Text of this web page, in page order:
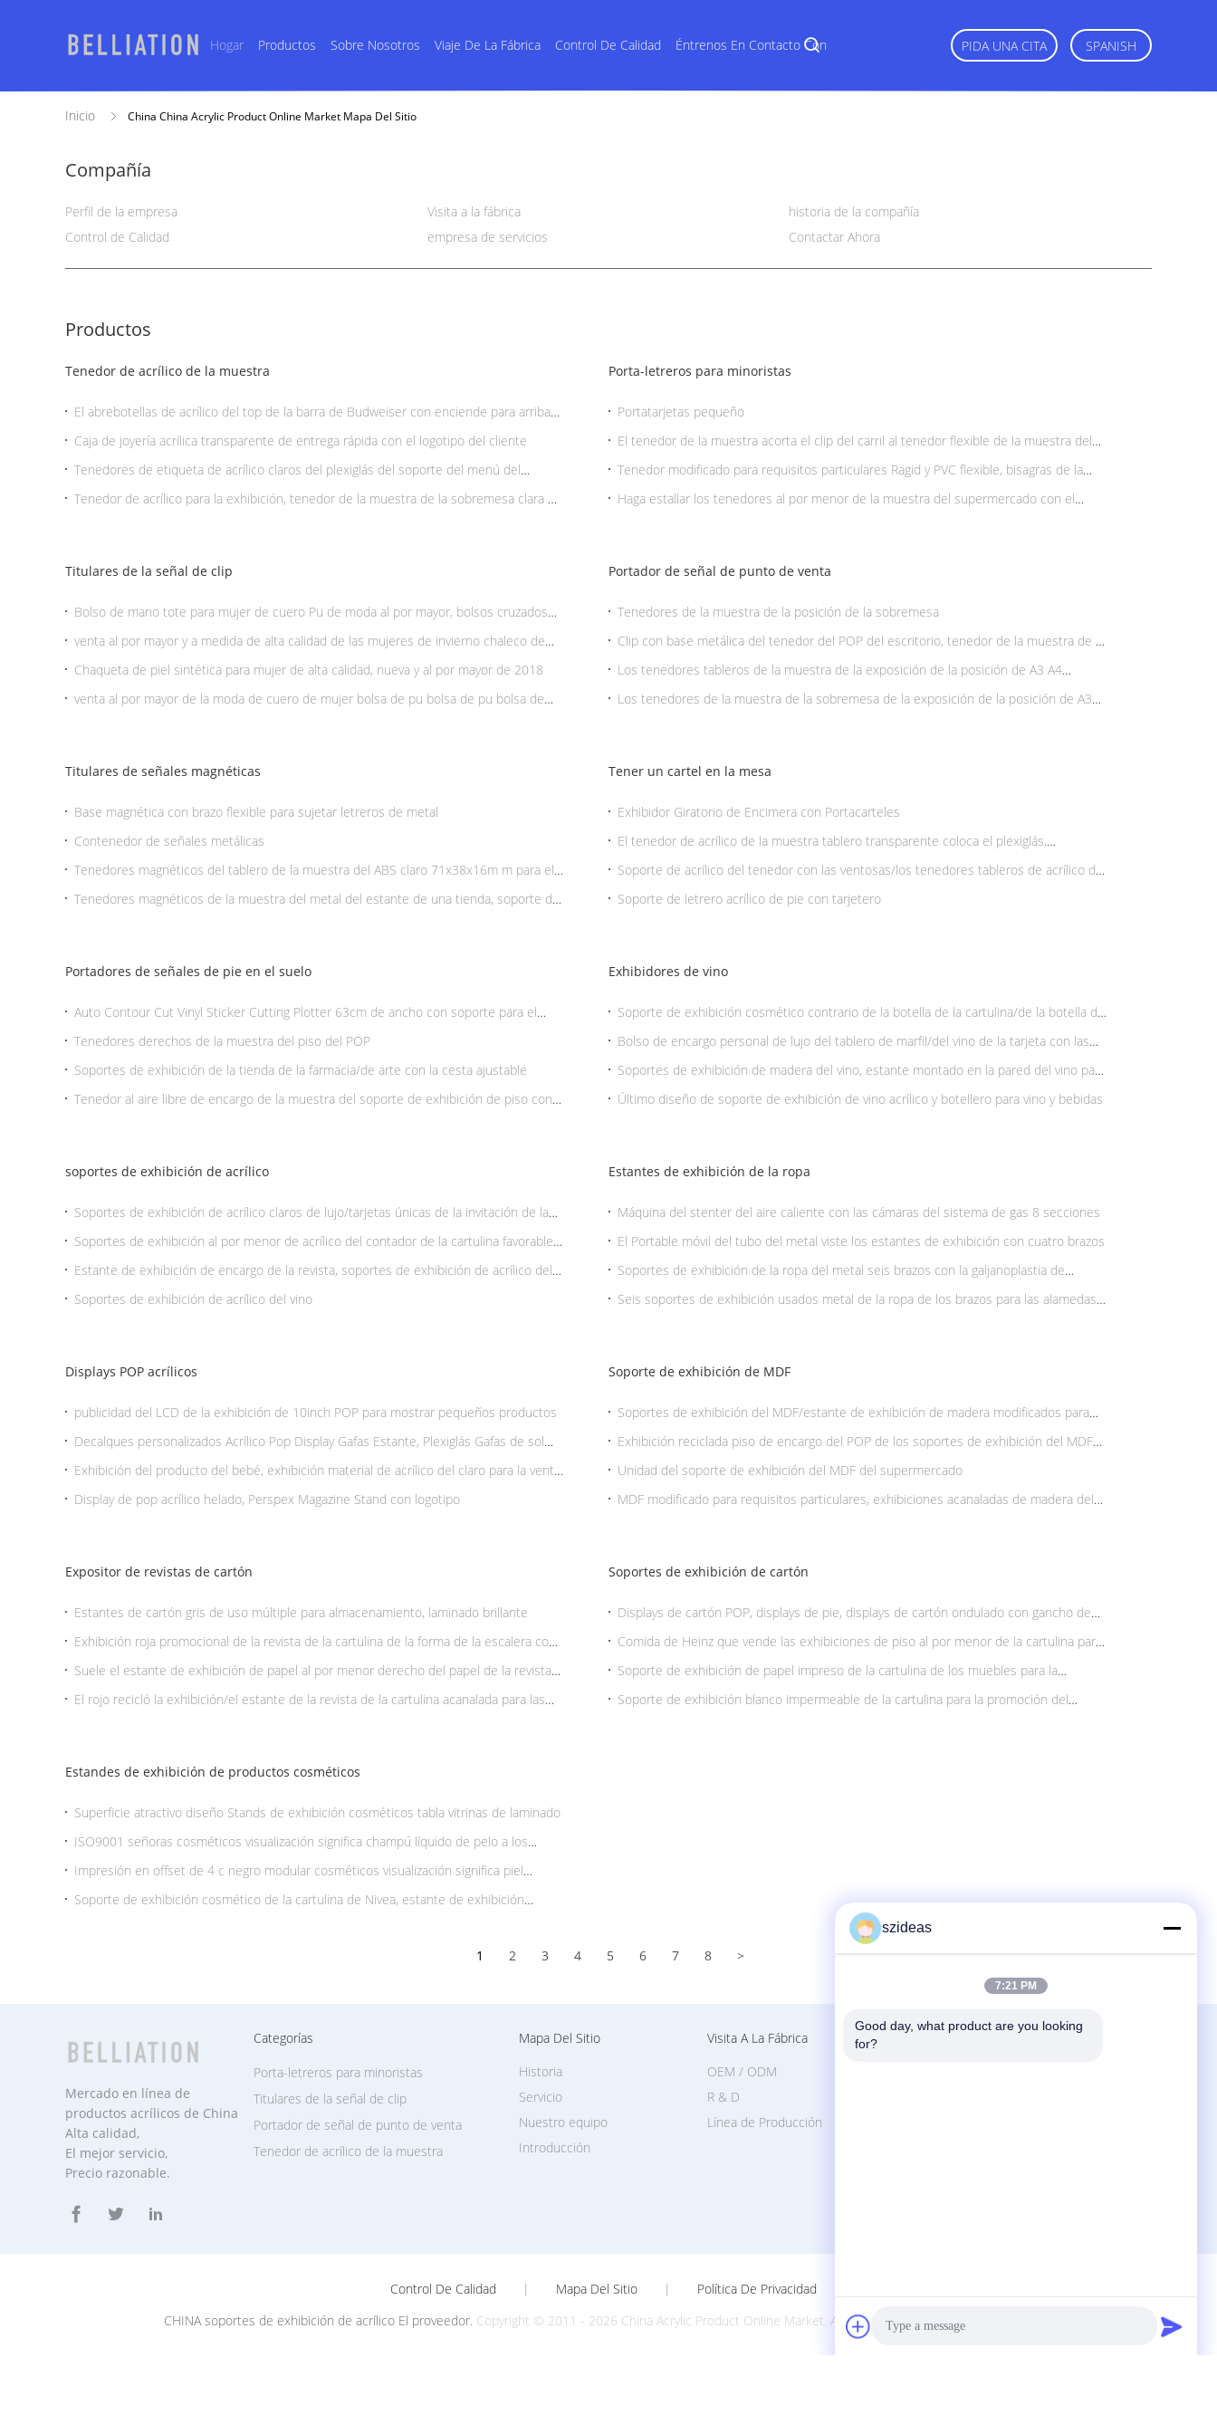
Hogar Productos Sobre Nosotros Viaje De La Fábrica Control De Calidad Éntrenos En Contacto Con PIDA UNA CITA SPANISH
Inicio China China Acrylic Product Online Market Mapa Del Sitio
Compañía
Perfil de la empresa Visita a la fábrica
historia de la compañía
Control de Calidad
empresa de servicios Contactar Ahora
Productos
Tenedor de acrílico de la muestra
El abrebotellas de acrílico del top de la barra de Budweiser con enciende para arriba
aduana de la exhibición
Caja de joyería acrílica transparente de entrega rápida con el logotipo del cliente
Tenedores de etiqueta de acrílico claros del plexiglás del soporte del menú del
tenedor de la muestra del restaurante
Tenedor de acrílico para la exhibición, tenedor de la muestra de la sobremesa clara de
Porta-letreros para minoristas
Portatarjetas pequeño
El tenedor de la muestra acorta el clip del carril al tenedor flexible de la muestra del
PVC de la ventana
Tenedor modificado para requisitos particulares Ragid y PVC flexible, bisagras de la
muestra con la parte inferior adhesiva
Haga estallar los tenedores al por menor de la muestra del supermercado con el
Titulares de la señal de clip
Bolso de mano tote para mujer de cuero Pu de moda al por mayor, bolsos cruzados
de hombro para mujer
venta al por mayor y a medida de alta calidad de las mujeres de invierno chaleco de
piel artificial, precio de fábrica Shenzhen Lily Cheng
Chaqueta de piel sintética para mujer de alta calidad, nueva y al por mayor de 2018
venta al por mayor de la moda de cuero de mujer bolsa de pu bolsa de pu bolsa de
Portador de señal de punto de venta
Tenedores de la muestra de la posición de la sobremesa
Clip con base metálica del tenedor del POP del escritorio, tenedor de la muestra de la
posición en contador del supermercado
Los tenedores tableros de la muestra de la exposición de la posición de A3 A4
venden al por menor, 300-500m m ajustan altura
Los tenedores de la muestra de la sobremesa de la exposición de la posición de A3
Titulares de señales magnéticas
Base magnética con brazo flexible para sujetar letreros de metal
Contenedor de señales metálicas
Tenedores magnéticos del tablero de la muestra del ABS claro 71x38x16m m para el
marco de la PC A3 A4 A5
Tenedores magnéticos de la muestra del metal del estante de una tienda, soporte de
Tener un cartel en la mesa
Exhibidor Giratorio de Encimera con Portacarteles
El tenedor de acrílico de la muestra tablero transparente coloca el plexiglás,
respetuoso del medio ambiente
Soporte de acrílico del tenedor con las ventosas/los tenedores tableros de acrílico de
la muestra
Soporte de letrero acrílico de pie con tarjetero
Portadores de señales de pie en el suelo
Auto Contour Cut Vinyl Sticker Cutting Plotter 63cm de ancho con soporte para el
piso Software Flexisign
Tenedores derechos de la muestra del piso del POP
Soportes de exhibición de la tienda de la farmacia/de arte con la cesta ajustable
Tenedor al aire libre de encargo de la muestra del soporte de exhibición de piso con
Exhibidores de vino
Soporte de exhibición cosmético contrario de la botella de la cartulina/de la botella de
vino, laminación del lustre
Bolso de encargo personal de lujo del tablero de marfil/del vino de la tarjeta con las
Soportes de exhibición de madera del vino, estante montado en la pared del vino para
la cocina
Último diseño de soporte de exhibición de vino acrílico y botellero para vino y bebidas
soportes de exhibición de acrílico
Soportes de exhibición de acrílico claros de lujo/tarjetas únicas de la invitación de la
Soportes de exhibición al por menor de acrílico del contador de la cartulina favorables
al medio ambiente
Estante de exhibición de encargo de la revista, soportes de exhibición de acrílico del
claro para la oficina
Soportes de exhibición de acrílico del vino
Estantes de exhibición de la ropa
Máquina del stenter del aire caliente con las cámaras del sistema de gas 8 secciones
El Portable móvil del tubo del metal viste los estantes de exhibición con cuatro brazos
Soportes de exhibición de la ropa del metal seis brazos con la galjanoplastia de
Chorme para la tienda al por menor
Seis soportes de exhibición usados metal de la ropa de los brazos para las alamedas
Displays POP acrílicos
publicidad del LCD de la exhibición de 10inch POP para mostrar pequeños productos
Decalques personalizados Acrílico Pop Display Gafas Estante, Plexiglás Gafas de sol
Display Stand
Exhibición del producto del bebé, exhibición material de acrílico del claro para la venta
al por menor de la tienda
Display de pop acrílico helado, Perspex Magazine Stand con logotipo
Soporte de exhibición de MDF
Soportes de exhibición del MDF/estante de exhibición de madera modificados para
requisitos particulares del ajuste para la exhibición de la comida
Exhibición reciclada piso de encargo del POP de los soportes de exhibición del MDF
de la tienda para el cosmético
Unidad del soporte de exhibición del MDF del supermercado
MDF modificado para requisitos particulares, exhibiciones acanaladas de madera del
Expositor de revistas de cartón
Estantes de cartón gris de uso múltiple para almacenamiento, laminado brillante
Exhibición roja promocional de la revista de la cartulina de la forma de la escalera con
4 gradas para el libro infantil
Suele el estante de exhibición de papel al por menor derecho del papel de la revista
de la cartulina Eco - amistoso
El rojo recicló la exhibición/el estante de la revista de la cartulina acanalada para las
Soportes de exhibición de cartón
Displays de cartón POP, displays de pie, displays de cartón ondulado con gancho de
plástico para colgar ligeros, de uso pesado
Comida de Heinz que vende las exhibiciones de piso al por menor de la cartulina para
el supermercado, verdes
Soporte de exhibición de papel impreso de la cartulina de los muebles para la
promoción de la tabla con la laminación brillante
Soporte de exhibición blanco impermeable de la cartulina para la promoción del
Estandes de exhibición de productos cosméticos
Superficie atractivo diseño Stands de exhibición cosméticos tabla vitrinas de laminado
ISO9001 señoras cosméticos visualización significa champú líquido de pelo a los
productos
Impresión en offset de 4 c negro modular cosméticos visualización significa piel
productos para el cuidado mostrando
Soporte de exhibición cosmético de la cartulina de Nivea, estante de exhibición
1 2 3 4 5 6 7 8 >
Mercado en línea de
productos acrílicos de China
Alta calidad,
El mejor servicio,
Precio razonable.
Categorías
Tenedor de acrílico de la muestra
Porta-letreros para minoristas
Titulares de la señal de clip
Portador de señal de punto de venta
Mapa Del Sitio
Introducción
Historia
Servicio
Nuestro equipo
Visita A La Fábrica
Línea de Producción
OEM / ODM
R & D
Contactar Ahora
Control De Calidad | Mapa Del Sitio | Política De Privacidad
CHINA soportes de exhibición de acrílico El proveedor. Copyright © 2011 - 2026 China Acrylic Product Online Market. All Rights Reserved. Developed by
szideas
7:21 PM
Good day, what product are you looking
for?